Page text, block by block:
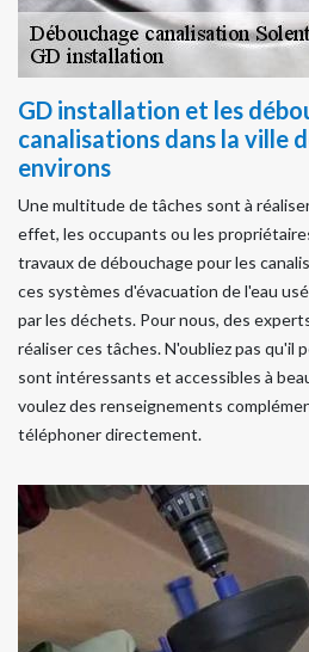
GD installation et les
canalisations dans la ville
environs
Une multitude de tâches sont à
effet, les occupants ou les
travaux de débouchage pour les
ces systèmes d'évacuation de l'eau
par les déchets. Pour nous, des
réaliser ces tâches. N'oubliez pas qu'il
sont intéressants et accessibles à
voulez des renseignements
téléphoner directement.